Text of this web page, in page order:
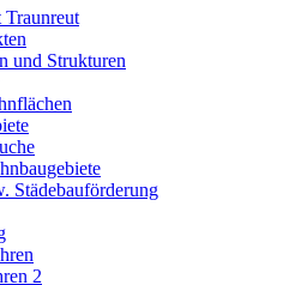
Traunreut
und Strukturen
Städebauförderung
2